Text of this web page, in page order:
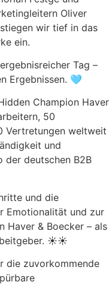
Oliver
wir tief in das
ein.
Tag –
Ergebnissen. 🩵
Champion Haver
50
Vertretungen weltweit
und
der deutschen B2B
und die
Emotionalität und zur
Haver & Boecker – als
☀️☀️
die zuvorkommende